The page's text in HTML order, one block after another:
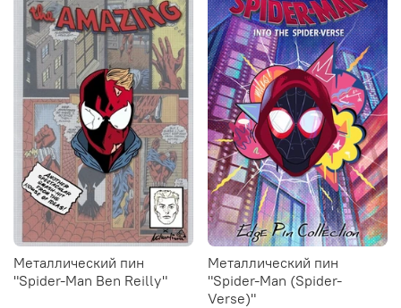
Металлический пин
"Spider-Man Ben Reilly"
Металлический пин
"Spider-Man (Spider-
Verse)"